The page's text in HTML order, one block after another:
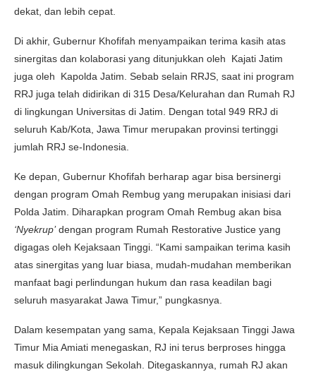
dekat, dan lebih cepat.
Di akhir, Gubernur Khofifah menyampaikan terima kasih atas
sinergitas dan kolaborasi yang ditunjukkan oleh Kajati Jatim
juga oleh Kapolda Jatim. Sebab selain RRJS, saat ini program
RRJ juga telah didirikan di 315 Desa/Kelurahan dan Rumah RJ
di lingkungan Universitas di Jatim. Dengan total 949 RRJ di
seluruh Kab/Kota, Jawa Timur merupakan provinsi tertinggi
jumlah RRJ se-Indonesia.
Ke depan, Gubernur Khofifah berharap agar bisa bersinergi
dengan program Omah Rembug yang merupakan inisiasi dari
Polda Jatim. Diharapkan program Omah Rembug akan bisa
‘Nyekrup’dengan program Rumah Restorative Justice yang
digagas oleh Kejaksaan Tinggi. “Kami sampaikan terima kasih
atas sinergitas yang luar biasa, mudah-mudahan memberikan
manfaat bagi perlindungan hukum dan rasa keadilan bagi
seluruh masyarakat Jawa Timur,” pungkasnya.
Dalam kesempatan yang sama, Kepala Kejaksaan Tinggi Jawa
Timur Mia Amiati menegaskan, RJ ini terus berproses hingga
masuk dilingkungan Sekolah. Ditegaskannya, rumah RJ akan